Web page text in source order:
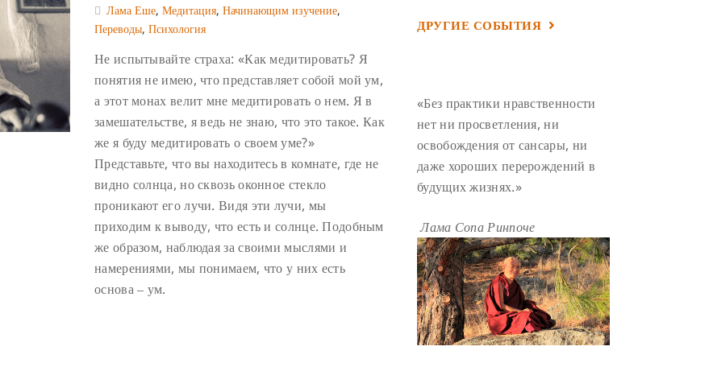
Лама Еше, Медитация, Начинающим изучение,
Переводы, Психология
Не испытывайте страха: «Как медитировать? Я
понятия не имею, что представляет собой мой ум,
а этот монах велит мне медитировать о нем. Я в
замешательстве, я ведь не знаю, что это такое. Как
же я буду медитировать о своем уме?»
Представьте, что вы находитесь в комнате, где не
видно солнца, но сквозь оконное стекло
проникают его лучи. Видя эти лучи, мы
приходим к выводу, что есть и солнце. Подобным
же образом, наблюдая за своими мыслями и
намерениями, мы понимаем, что у них есть
основа ‒ ум.
УМ И ЕГО ПОТЕНЦИАЛ (4)
ПОДНОШЕНИЯ (4)
ВОСЕМЬ СТРОФ(4)
РАВНОСТНОСТЬ(3)
СХЕМЫ ЛАМРИМА(3)
ТРЕНИРОВКА УМА(3)
МОНАШЕСТВО (3)
ПРЕДВАРИТЕЛЬНЫЕ ПРАКТИКИ
(3)
ДРУГИЕ СОБЫТИЯ
«Без практики нравственности
нет ни просветления, ни
освобождения от сансары, ни
даже хороших перерождений в
будущих жизнях.»
Лама Сопа Ринпоче